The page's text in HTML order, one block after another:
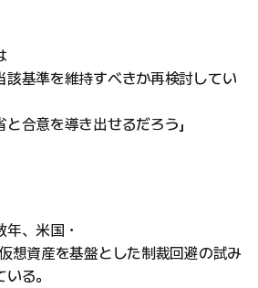
該基準を維持すべきか再検討してい
と合意を導き出せるだろう」
、米国・
想資産を基盤とした制裁回避の試み
る。